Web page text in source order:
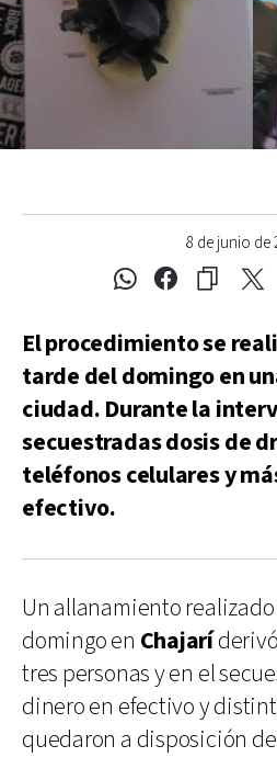
8 de junio de
El procedimiento se
tarde del domingo en
ciudad. Durante la
secuestradas dosis de
teléfonos celulares y
efectivo.
Un allanamiento
domingo en Chajarí
tres personas y en el
dinero en efectivo y
quedaron a disposición